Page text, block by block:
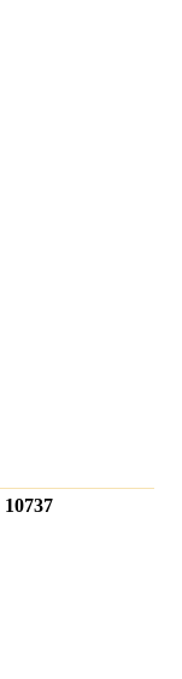
10737